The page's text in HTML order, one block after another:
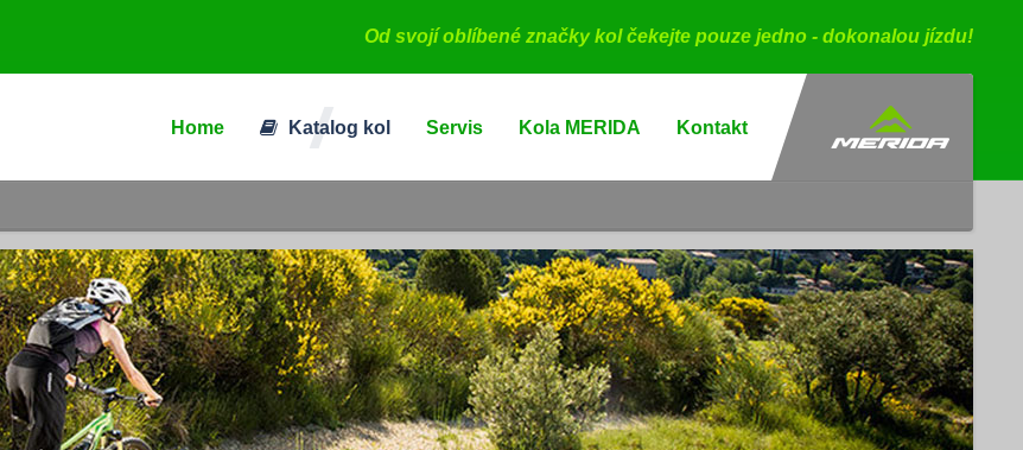
Od svojí oblíbené značky kol čekejte pouze jedno - dokonalou jízdu!
Home Katalog kol Servis Kola MERIDA Kontakt